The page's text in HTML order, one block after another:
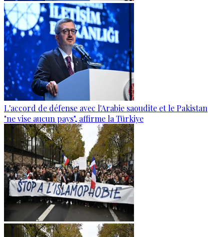
L'accord de défense avec l'Arabie saoudite et le Pakistan
"ne vise aucun pays", affirme la Türkiye